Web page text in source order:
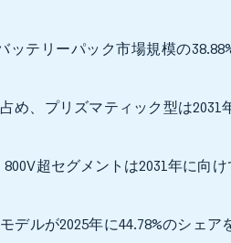
テリーパック市場規模の
め、プリズマティック型は2031
超セグメントは2031年に向け
ルが2025年に44.78%のシェア